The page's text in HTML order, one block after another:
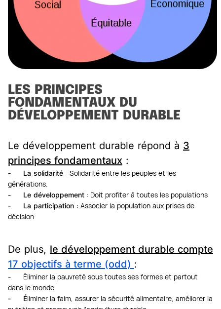
LES PRINCIPES
FONDAMENTAUX DU
DÉVELOPPEMENT DURABLE
Le développement durable répond à 3
principes fondamentaux :
- La solidarité : Solidarité entre les peuples et les
générations.
- Le développement : Doit profiter à toutes les populations
- La participation : Associer la population aux prises de
décision
De plus, le développement durable compte
17 objectifs à terme (odd) :
- Éliminer la pauvreté sous toutes ses formes et partout
dans le monde
- Éliminer la faim, assurer la sécurité alimentaire, améliorer la